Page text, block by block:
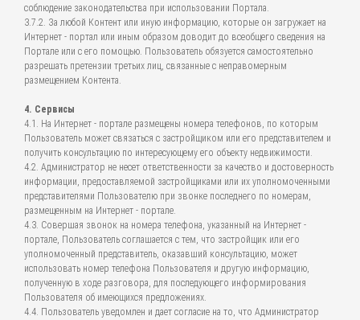
соблюдение законодательства при использовании Портала.
3.7.2. За любой Контент или иную информацию, которые он загружает на
Интернет - портал или иным образом доводит до всеобщего сведения на
Портале или с его помощью. Пользователь обязуется самостоятельно
разрешать претензии третьих лиц, связанные с неправомерным
размещением Контента.
4. Сервисы
4.1. На Интернет - портале размещены номера телефонов, по которым
Пользователь может связаться с застройщиком или его представителем и
получить консультацию по интересующему его объекту недвижимости.
4.2. Администратор не несет ответственности за качество и достоверность
информации, предоставляемой застройщиками или их уполномоченными
представителями Пользователю при звонке последнего по номерам,
размещенным на Интернет - портале.
4.3. Совершая звонок на номера телефона, указанный на Интернет -
портале, Пользователь соглашается с тем, что застройщик или его
уполномоченный представитель, оказавший консультацию, может
использовать номер телефона Пользователя и другую информацию,
полученную в ходе разговора, для последующего информирования
Пользователя об имеющихся предложениях.
4.4. Пользователь уведомлен и дает согласие на то, что Администратор